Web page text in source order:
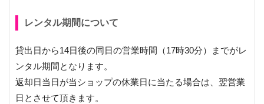
レンタル期間について
貸出日から14日後の同日の営業時間（17時30分）までがレ
ンタル期間となります。
返却日当日が当ショップの休業日に当たる場合は、翌営業
日とさせて頂きます。